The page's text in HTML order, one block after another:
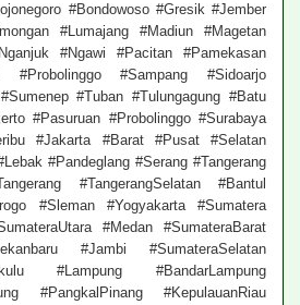
#Bondowoso #Gresik #Jember
#Lumajang #Madiun #Magetan
#Ngawi #Pacitan #Pamekasan
#Probolinggo #Sampang #Sidoarjo
#Tuban #Tulungagung #Batu
#Pasuruan #Probolinggo #Surabaya
#Jakarta #Barat #Pusat #Selatan
#Pandeglang #Serang #Tangerang
#TangerangSelatan #Bantul
#Sleman #Yogyakarta #Sumatera
#Medan #SumateraBarat
#Jambi #SumateraSelatan
#Lampung #BandarLampung
#PangkalPinang #KepulauanRiau